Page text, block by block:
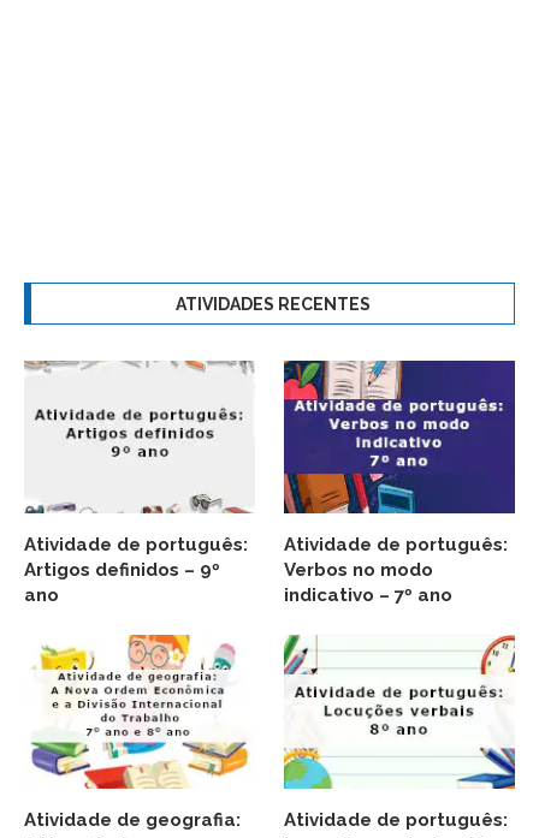
ATIVIDADES RECENTES
Atividade de português:
Artigos definidos – 9º
ano
Atividade de português:
Verbos no modo
indicativo – 7º ano
Atividade de geografia:
Atividade de português: